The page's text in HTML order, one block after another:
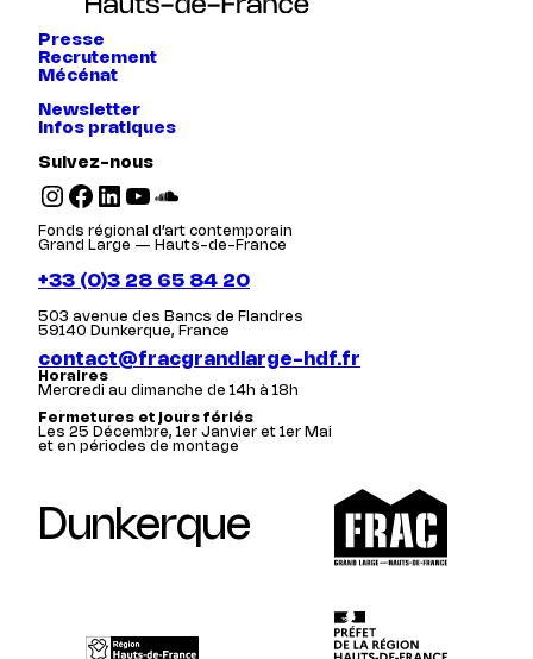
Presse
Recrutement
Mécénat
Newsletter
Infos pratiques
Suivez-nous
Instagram Facebook LinkedIn YouTube SoundCloud
Fonds régional d’art contemporain
Grand Large — Hauts-de-France
+33 (0)3 28 65 84 20
503 avenue des Bancs de Flandres
59140 Dunkerque, France
contact@fracgrandlarge-hdf.fr
Horaires
Mercredi au dimanche de 14h à 18h
Fermetures et jours fériés
Les 25 Décembre, 1er Janvier et 1er Mai
et en périodes de montage
Dunkerque